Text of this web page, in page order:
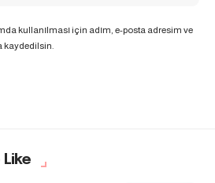
kullanılması için adım, e-posta adresim ve
kaydedilsin.